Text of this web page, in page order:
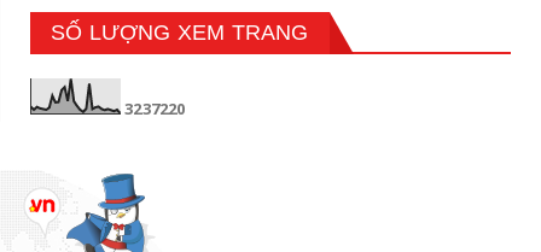
SỐ LƯỢNG XEM TRANG
3237220